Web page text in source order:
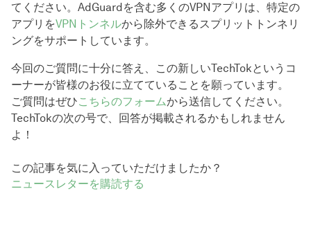
てください。AdGuardを含む多くのVPNアプリは、特定の
アプリをVPNトンネルから除外できるスプリットトンネリ
ングをサポートしています。
今回のご質問に十分に答え、この新しいTechTokというコ
ーナーが皆様のお役に立てていることを願っています。
ご質問はぜひこちらのフォームから送信してください。
TechTokの次の号で、回答が掲載されるかもしれません
よ！
この記事を気に入っていただけましたか？
ニュースレターを購読する